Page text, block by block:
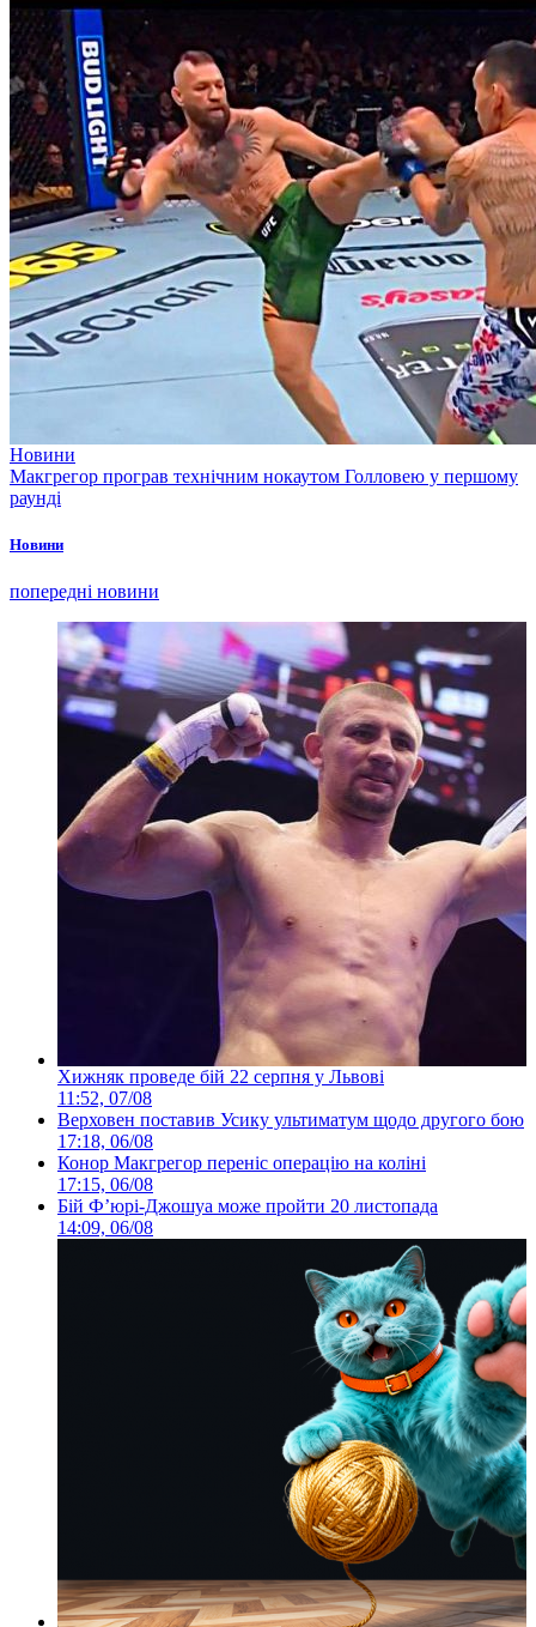
Новини
Макгрегор програв технічним нокаутом Голловею у першому
раунді
Новини
попередні новини
Хижняк проведе бій 22 серпня у Львові
11:52, 07/08
Верховен поставив Усику ультиматум щодо другого бою
17:18, 06/08
Конор Макгрегор переніс операцію на коліні
17:15, 06/08
Бій Ф’юрі-Джошуа може пройти 20 листопада
14:09, 06/08